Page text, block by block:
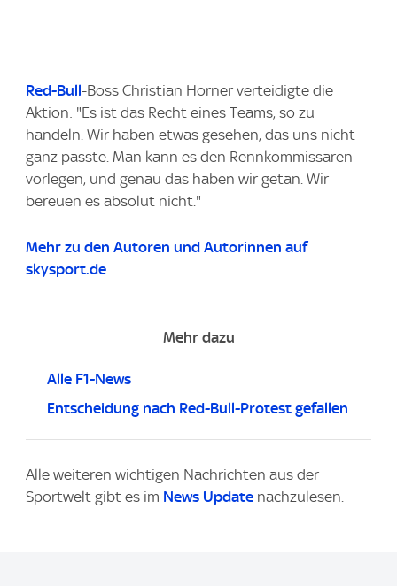
Red-Bull-Boss Christian Horner verteidigte die
Aktion: "Es ist das Recht eines Teams, so zu
handeln. Wir haben etwas gesehen, das uns nicht
ganz passte. Man kann es den Rennkommissaren
vorlegen, und genau das haben wir getan. Wir
bereuen es absolut nicht."
Mehr zu den Autoren und Autorinnen auf
skysport.de
Mehr dazu
Alle F1-News
Entscheidung nach Red-Bull-Protest gefallen
Alle weiteren wichtigen Nachrichten aus der
Sportwelt gibt es im News Update nachzulesen.